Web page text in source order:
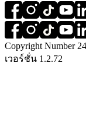
Copyright Number
เวอร์ชั่น 1.2.72